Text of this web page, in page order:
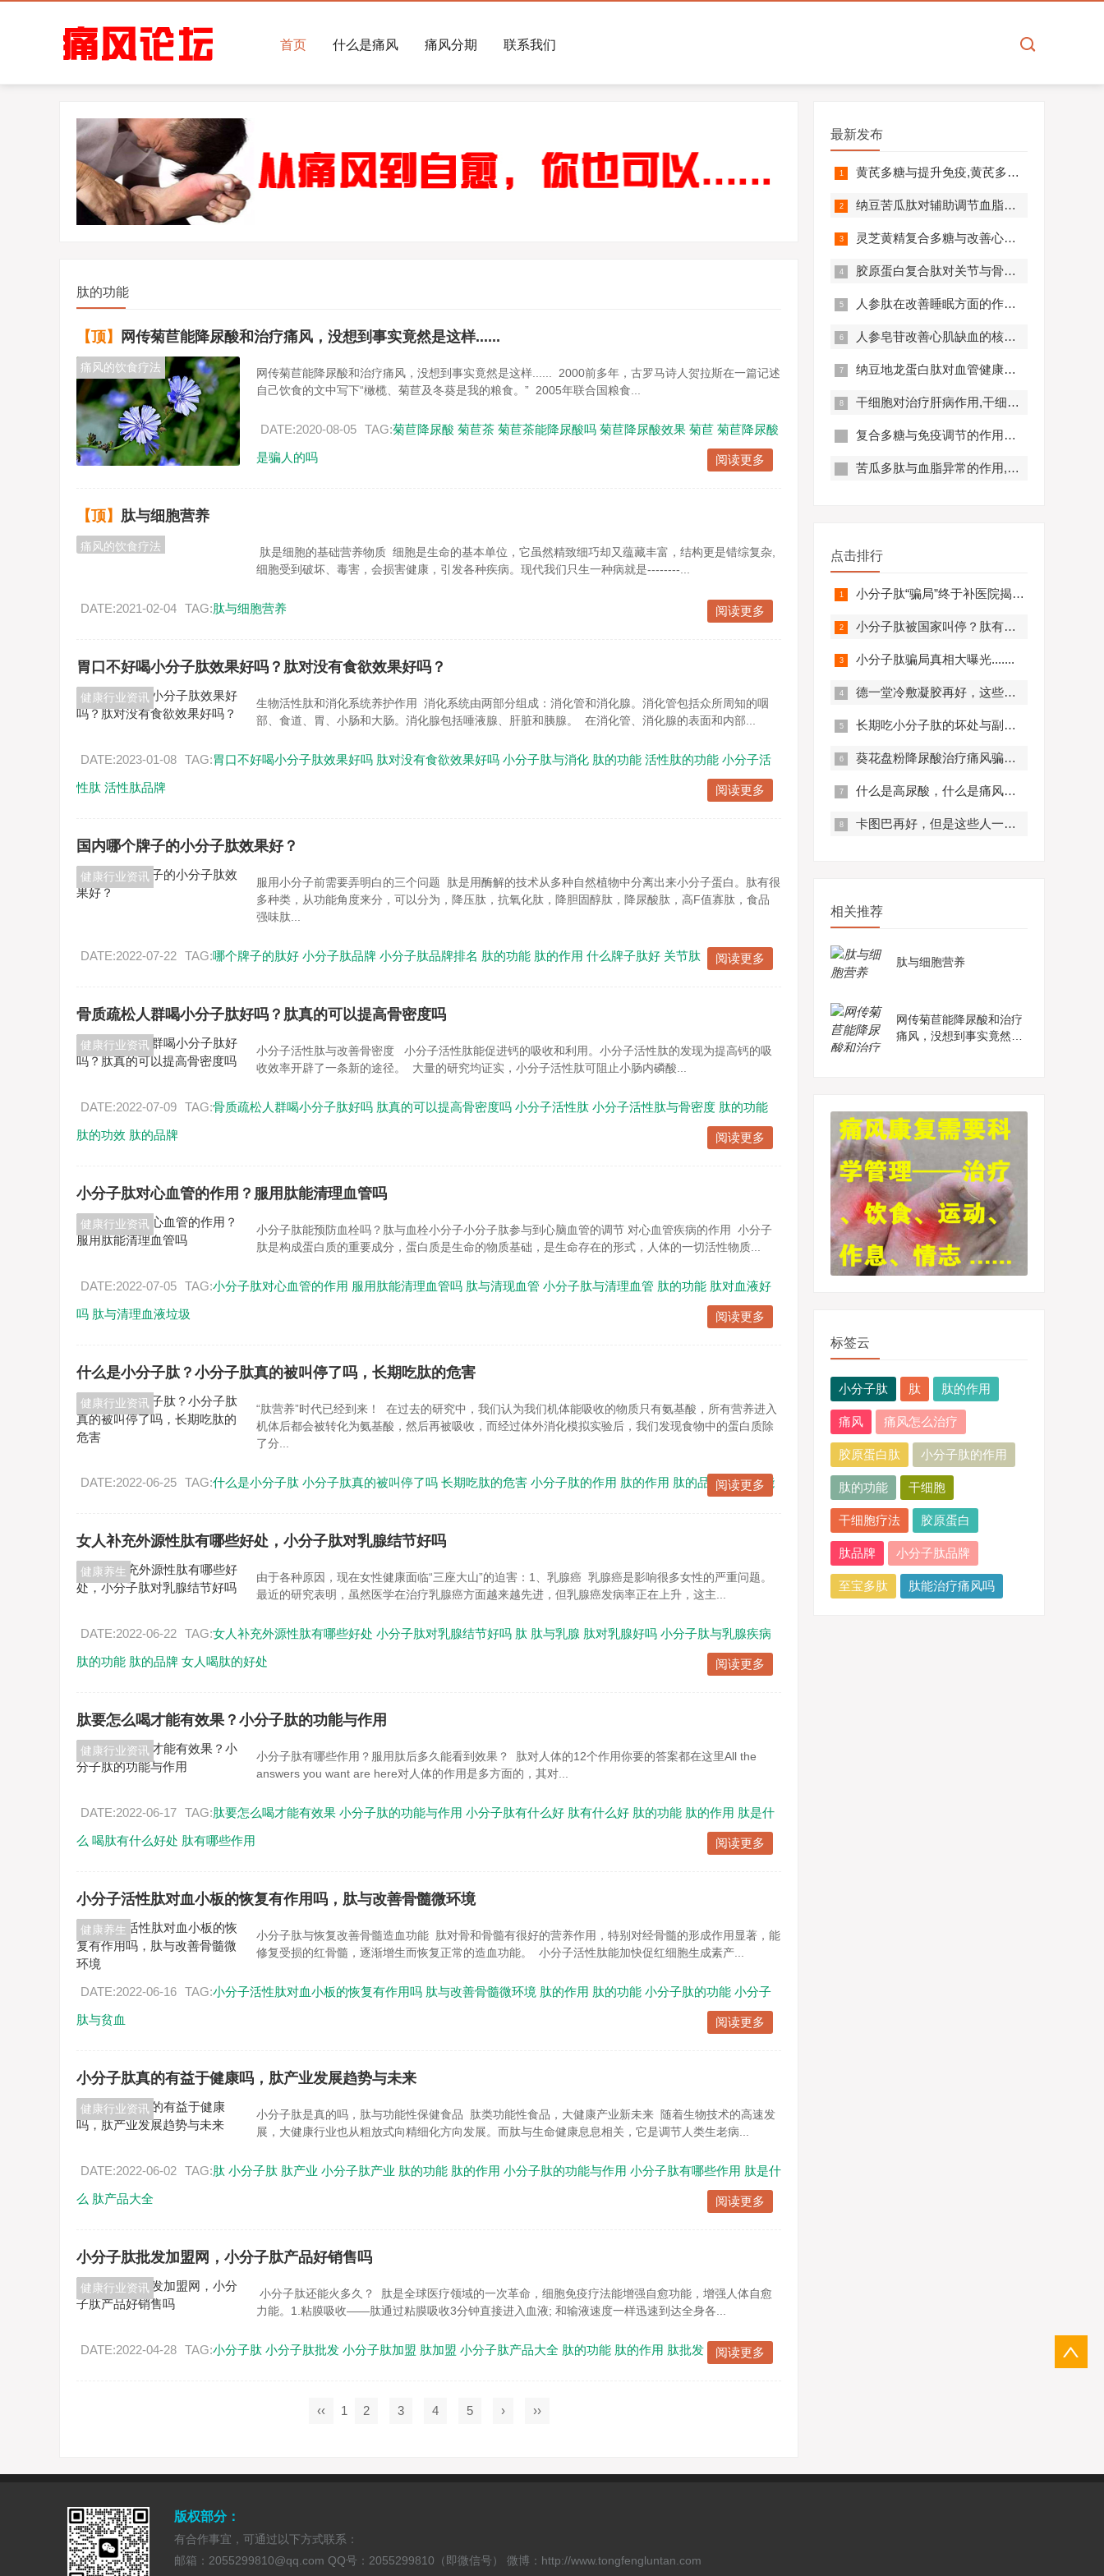
首页 什么是痛风 痛风分期 联系我们
肽的功能
【顶】 网传菊苣能降尿酸和治疗痛风，没想到事实竟然是这样......
痛风的饮食疗法
网传菊苣能降尿酸和治疗痛风，没想到事实竟然是这样...... 2000前多年，古罗马诗人贺拉斯在一篇记述
自己饮食的文中写下“橄榄、菊苣及冬葵是我的粮食。” 2005年联合国粮食...
DATE:2020-08-05 TAG:菊苣降尿酸 菊苣茶 菊苣茶能降尿酸吗 菊苣降尿酸效果 菊苣 菊苣降尿酸
是骗人的吗
阅读更多
【顶】 肽与细胞营养
痛风的饮食疗法
肽是细胞的基础营养物质 细胞是生命的基本单位，它虽然精致细巧却又蕴藏丰富，结构更是错综复杂,
细胞受到破坏、毒害，会损害健康，引发各种疾病。现代我们只生一种病就是--------...
DATE:2021-02-04 TAG:肽与细胞营养 阅读更多
胃口不好喝小分子肽效果好吗？肽对没有食欲效果好吗？
健康行业资讯
生物活性肽和消化系统养护作用 消化系统由两部分组成：消化管和消化腺。消化管包括众所周知的咽
部、食道、胃、小肠和大肠。消化腺包括唾液腺、肝脏和胰腺。 在消化管、消化腺的表面和内部...
DATE:2023-01-08 TAG:胃口不好喝小分子肽效果好吗 肽对没有食欲效果好吗 小分子肽与消化 肽的功能 活性肽的功能 小分子活
性肽 活性肽品牌 阅读更多
国内哪个牌子的小分子肽效果好？
健康行业资讯
服用小分子前需要弄明白的三个问题 肽是用酶解的技术从多种自然植物中分离出来小分子蛋白。肽有很
多种类，从功能角度来分，可以分为，降压肽，抗氧化肽，降胆固醇肽，降尿酸肽，高F值寡肽，食品
强味肽...
DATE:2022-07-22 TAG:哪个牌子的肽好 小分子肽品牌 小分子肽品牌排名 肽的功能 肽的作用 什么牌子肽好 关节肽 阅读更多
骨质疏松人群喝小分子肽好吗？肽真的可以提高骨密度吗
健康行业资讯
小分子活性肽与改善骨密度 小分子活性肽能促进钙的吸收和利用。小分子活性肽的发现为提高钙的吸
收效率开辟了一条新的途径。 大量的研究均证实，小分子活性肽可阻止小肠内磷酸...
DATE:2022-07-09 TAG:骨质疏松人群喝小分子肽好吗 肽真的可以提高骨密度吗 小分子活性肽 小分子活性肽与骨密度 肽的功能
肽的功效 肽的品牌 阅读更多
小分子肽对心血管的作用？服用肽能清理血管吗
健康行业资讯
小分子肽能预防血栓吗？肽与血栓小分子小分子肽参与到心脑血管的调节 对心血管疾病的作用 小分子
肽是构成蛋白质的重要成分，蛋白质是生命的物质基础，是生命存在的形式，人体的一切活性物质...
DATE:2022-07-05 TAG:小分子肽对心血管的作用 服用肽能清理血管吗 肽与清现血管 小分子肽与清理血管 肽的功能 肽对血液好
吗 肽与清理血液垃圾 阅读更多
什么是小分子肽？小分子肽真的被叫停了吗，长期吃肽的危害
健康行业资讯
“肽营养”时代已经到来！ 在过去的研究中，我们认为我们机体能吸收的物质只有氨基酸，所有营养进入
机体后都会被转化为氨基酸，然后再被吸收，而经过体外消化模拟实验后，我们发现食物中的蛋白质除
了分...
DATE:2022-06-25 TAG:什么是小分子肽 小分子肽真的被叫停了吗 长期吃肽的危害 小分子肽的作用 肽的作用 肽的品牌 肽的功能
阅读更多
女人补充外源性肽有哪些好处，小分子肽对乳腺结节好吗
健康养生
由于各种原因，现在女性健康面临“三座大山”的迫害：1、乳腺癌 乳腺癌是影响很多女性的严重问题。
最近的研究表明，虽然医学在治疗乳腺癌方面越来越先进，但乳腺癌发病率正在上升，这主...
DATE:2022-06-22 TAG:女人补充外源性肽有哪些好处 小分子肽对乳腺结节好吗 肽 肽与乳腺 肽对乳腺好吗 小分子肽与乳腺疾病
肽的功能 肽的品牌 女人喝肽的好处 阅读更多
肽要怎么喝才能有效果？小分子肽的功能与作用
健康行业资讯
小分子肽有哪些作用？服用肽后多久能看到效果？ 肽对人体的12个作用你要的答案都在这里All the
answers you want are here对人体的作用是多方面的，其对...
DATE:2022-06-17 TAG:肽要怎么喝才能有效果 小分子肽的功能与作用 小分子肽有什么好 肽有什么好 肽的功能 肽的作用 肽是什
么 喝肽有什么好处 肽有哪些作用 阅读更多
小分子活性肽对血小板的恢复有作用吗，肽与改善骨髓微环境
健康养生
小分子肽与恢复改善骨髓造血功能 肽对骨和骨髓有很好的营养作用，特别对经骨髓的形成作用显著，能
修复受损的红骨髓，逐渐增生而恢复正常的造血功能。 小分子活性肽能加快促红细胞生成素产...
DATE:2022-06-16 TAG:小分子活性肽对血小板的恢复有作用吗 肽与改善骨髓微环境 肽的作用 肽的功能 小分子肽的功能 小分子
肽与贫血
阅读更多
小分子肽真的有益于健康吗，肽产业发展趋势与未来
健康行业资讯
小分子肽是真的吗，肽与功能性保健食品 肽类功能性食品，大健康产业新未来 随着生物技术的高速发
展，大健康行业也从粗放式向精细化方向发展。而肽与生命健康息息相关，它是调节人类生老病...
DATE:2022-06-02 TAG:肽 小分子肽 肽产业 小分子肽产业 肽的功能 肽的作用 小分子肽的功能与作用 小分子肽有哪些作用 肽是什
么 肽产品大全 阅读更多
小分子肽批发加盟网，小分子肽产品好销售吗
健康行业资讯
小分子肽还能火多久？ 肽是全球医疗领域的一次革命，细胞免疫疗法能增强自愈功能，增强人体自愈
力能。1.粘膜吸收——肽通过粘膜吸收3分钟直接进入血液; 和输液速度一样迅速到达全身各...
DATE:2022-04-28 TAG:小分子肽 小分子肽批发 小分子肽加盟 肽加盟 小分子肽产品大全 肽的功能 肽的作用 肽批发 阅读更多
‹‹ 1 2 3 4 5 › ››
最新发布
黄芪多糖与提升免疫,黄芪多糖对免疫相关疾病营养干预价值分析！
纳豆苦瓜肽对辅助调节血脂血压的作用机制,应用效果如何？
灵芝黄精复合多糖与改善心肺功能的机制及临床应用分析
胶原蛋白复合肽对关节与骨骼的作用,胶原蛋白复合肽效果怎么样?
人参肽在改善睡眠方面的作用机制及应用分析
人参皂苷改善心肌缺血的核心机制,应用效果怎么样？
纳豆地龙蛋白肽对血管健康的好处,纳豆地龙蛋白肽对预防心脑血管疾病有帮助吗？
干细胞对治疗肝病作用,干细胞对肝硬化有作用吗?
复合多糖与免疫调节的作用原理及优势分析
苦瓜多肽与血脂异常的作用,苦瓜多肽调节脂代谢效果好吗？
点击排行
小分子肽“骗局”终于补医院揭开，结果太可怕.........
小分子肽被国家叫停？肽有副作用？必看！
小分子肽骗局真相大曝光.......
德一堂冷敷凝胶再好，这些人一定不要用！还有些人必须..........
长期吃小分子肽的坏处与副作用，肽与蛋白质的区别
葵花盘粉降尿酸治疗痛风骗局？真实曝光，赶紧来看！
什么是高尿酸，什么是痛风？痛风有什么症状？
卡图巴再好，但是这些人一定不要服用！
相关推荐
肽与细胞营养
网传菊苣能降尿酸和治疗
痛风，没想到事实竟然是
标签云
小分子肽 肽 肽的作用
痛风 痛风怎么治疗
胶原蛋白肽 小分子肽的作用
肽的功能 干细胞
干细胞疗法 胶原蛋白
肽品牌 小分子肽品牌
至宝多肽 肽能治疗痛风吗
版权部分：
有合作事宜，可通过以下方式联系：
邮箱：2055299810@qq.com QQ号：2055299810（即微信号） 微博：http://www.tongfengluntan.com